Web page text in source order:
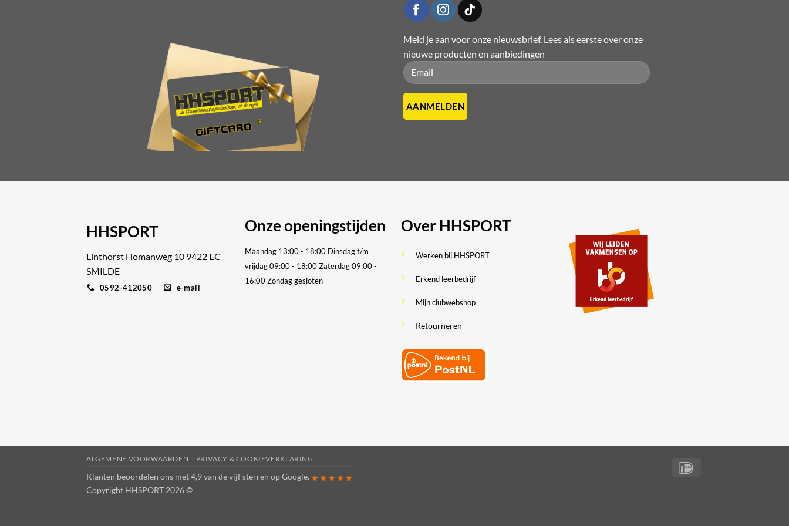
worden
op
de
productpagina
Meld je aan voor onze nieuwsbrief. Lees als eerste over onze
nieuwe producten en aanbiedingen
Please leave this field empty.
Please leave this field empty.
HHSPORT
Linthorst Homanweg 10 9422 EC
SMILDE
0592-412050 e-mail
Onze openingstijden
Maandag 13:00 - 18:00 Dinsdag t/m
vrijdag 09:00 - 18:00Zaterdag 09:00 -
16:00Zondag gesloten
Over HHSPORT
Werken bij HHSPORT
Erkend leerbedrijf
Mijn clubwebshop
Retourneren
ALGEMENE VOORWAARDEN PRIVACY & COOKIEVERKLARING
Klanten beoordelen ons met 4,9 van de vijf sterren opGoogle.
Copyright HHSPORT 2026 ©